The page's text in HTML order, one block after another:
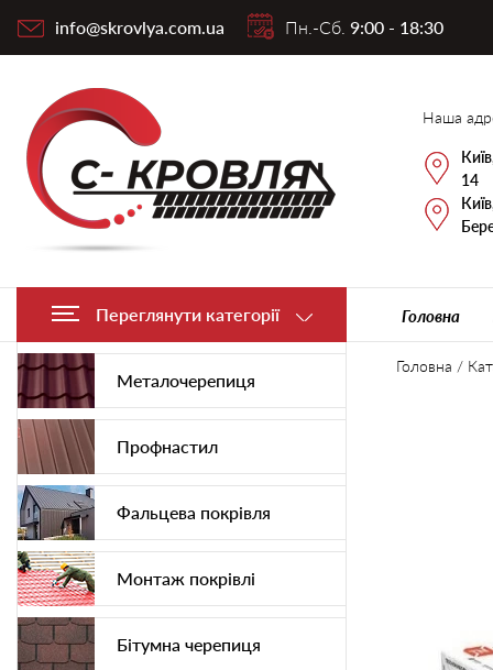
info@skrovlya.com.ua Пн.-Сб. 9:00 - 18:30
Наша
14
Переглянути категорії Головна
Металочерепиця
Профнастил
Фальцева покрівля
Монтаж покрівлі
Бітумна черепиця
Головна /